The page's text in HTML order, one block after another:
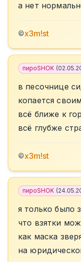
а нет
©x3m!st
пироSHOK (
в песочнице
копается
всё ближе к
всё глубже
©x3m!st
пироSHOK (
я только было
что взятки
как маска
на